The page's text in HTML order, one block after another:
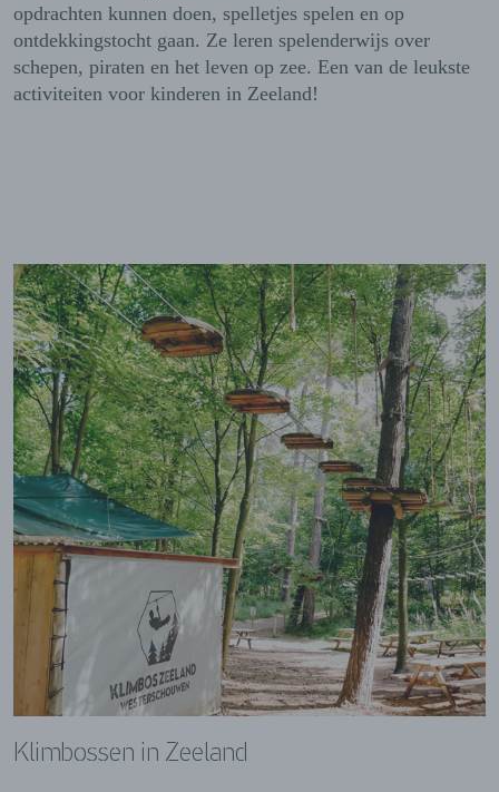
opdrachten kunnen doen, spelletjes spelen en op
ontdekkingstocht gaan. Ze leren spelenderwijs over
schepen, piraten en het leven op zee. Een van de leukste
activiteiten voor kinderen in Zeeland!
Klimbossen in Zeeland